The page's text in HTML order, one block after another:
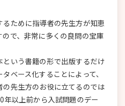
ために指導者の先生方が知恵
で、非常に多くの良問の宝庫
という書籍の形で出版するだけ
ベース化することによって、
の先生方のお役に立てるのでは
年以上前から入試問題のデー